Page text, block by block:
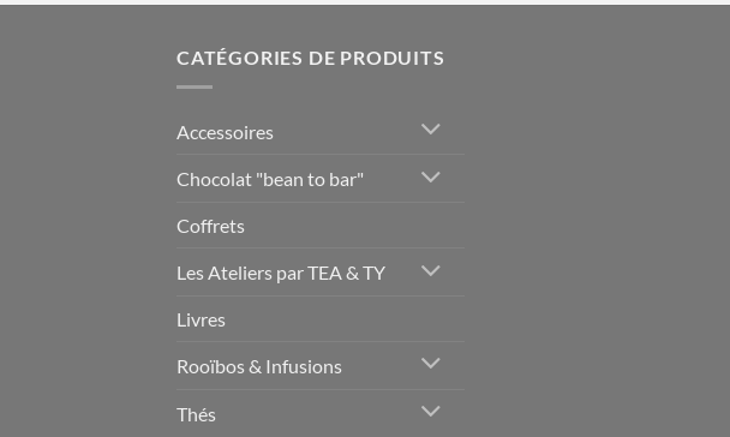
CATÉGORIES DE PRODUITS
Accessoires
Chocolat "bean to bar"
Coffrets
Les Ateliers par TEA & TY
Livres
Rooïbos & Infusions
Thés